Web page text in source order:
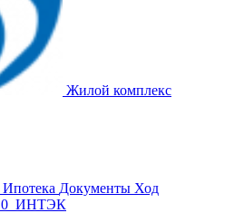
Жилой комплекс
Ипотека Документы Ход
0 ИНТЭК